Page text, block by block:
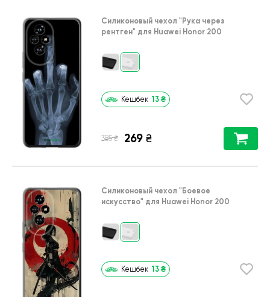
Силиконовый чехол "Рука через
рентген" для Huawei Honor 200
Кешбек 13 ₴
385 ₴ 269 ₴
Силиконовый чехол "Боевое
искусство" для Huawei Honor 200
Кешбек 13 ₴